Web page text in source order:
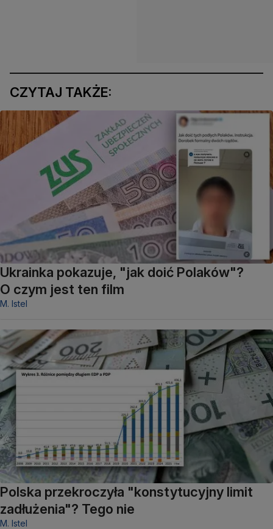
CZYTAJ TAKŻE:
Ukrainka pokazuje, "jak doić Polaków"?
O czym jest ten film
M. Istel
Polska przekroczyła "konstytucyjny limit
zadłużenia"? Tego nie
M. Istel